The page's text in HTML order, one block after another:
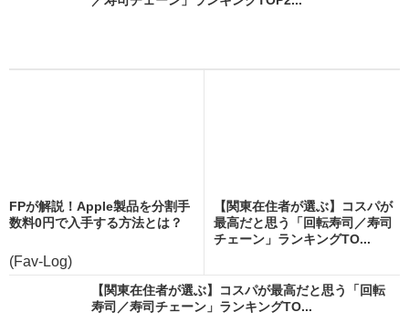
FPが解説！Apple製品を分割手
数料0円で入手する方法とは？
(Fav-Log)
【関東在住者が選ぶ】コスパが
最高だと思う「回転寿司／寿司
チェーン」ランキングTO...
【関東在住者が選ぶ】コスパが最高だと思う「回転
寿司／寿司チェーン」ランキングTO...